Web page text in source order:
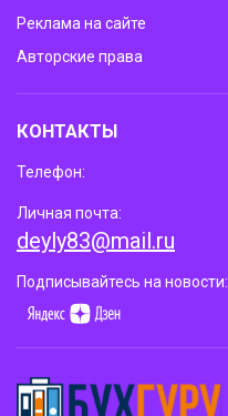
Реклама на сайте
Авторские права
КОНТАКТЫ
Телефон:
Личная почта:
deyly83@mail.ru
Подписывайтесь на новости: